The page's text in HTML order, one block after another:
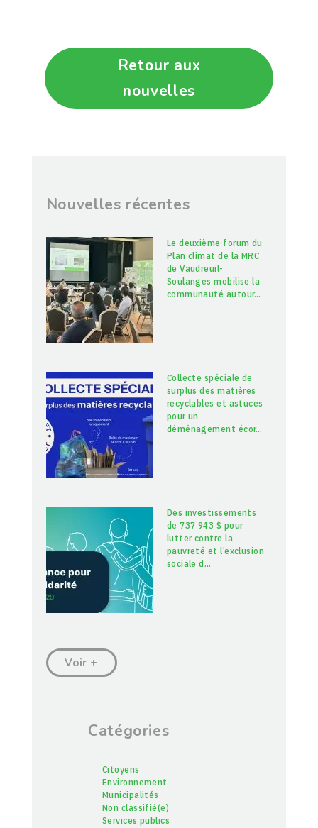
Retour aux
nouvelles
Nouvelles récentes
Le deuxième forum du
Plan climat de la MRC
de Vaudreuil-
Soulanges mobilise la
communauté autour…
Collecte spéciale de
surplus des matières
recyclables et astuces
pour un
déménagement écor…
Des investissements
de 737 943 $ pour
lutter contre la
pauvreté et l’exclusion
sociale d…
Voir +
Catégories
Citoyens
Environnement
Municipalités
Non classifié(e)
Services publics